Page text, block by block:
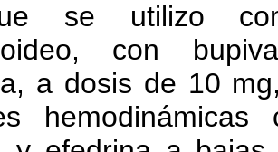
se utilizo
con
a dosis de 10